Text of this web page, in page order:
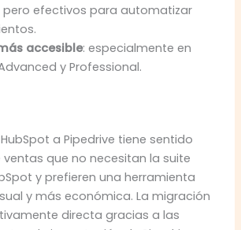
pero efectivos para automatizar
accesible: especialmente en
y Professional.
a Pipedrive tiene sentido
que no necesitan la suite
y prefieren una herramienta
y más económica. La migración
directa gracias a las